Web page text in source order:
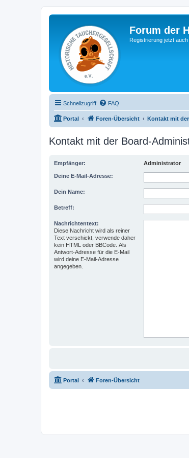
Forum der
Registrierung jetzt
Schnellzugriff FAQ
Portal Foren-Übersicht Kontakt mit
Kontakt mit der Board-
Empfänger: Administrator
Deine E-Mail-Adresse:
Dein Name:
Betreff:
Nachrichtentext:
Diese Nachricht wird als reiner
Text verschickt, verwende daher
kein HTML oder BBCode. Als
Antwort-Adresse für die E-Mail
wird deine E-Mail-Adresse
angegeben.
Portal Foren-Übersicht